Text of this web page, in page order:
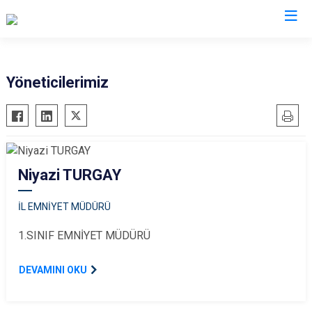
Yöneticilerimiz
Niyazi TURGAY
İL EMNİYET MÜDÜRÜ
1.SINIF EMNİYET MÜDÜRÜ
DEVAMINI OKU